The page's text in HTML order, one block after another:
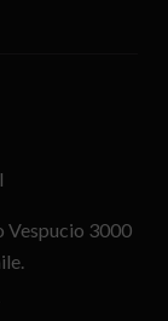
Vespucio 3000